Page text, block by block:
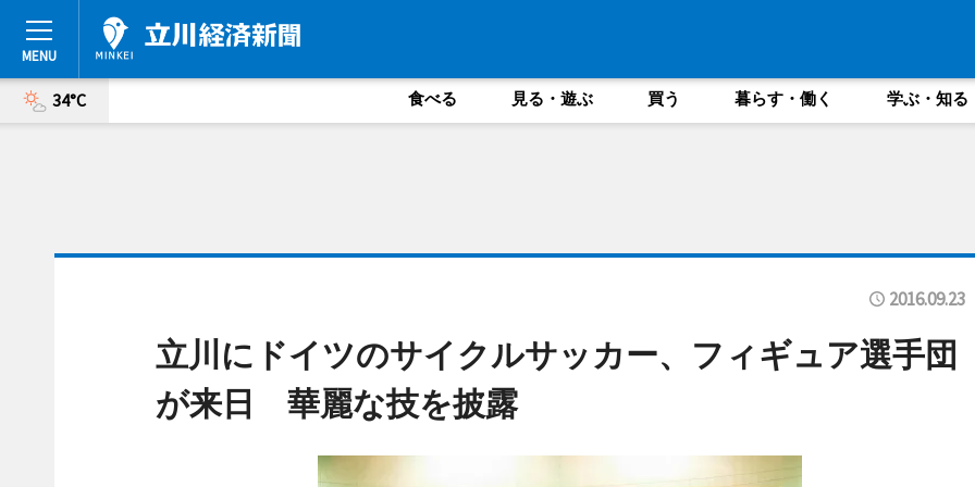
34°C 食べる 見る・遊ぶ 買う 暮らす・働く 学ぶ・知る
2016.09.23
立川にドイツのサイクルサッカー、フィギュア選手団
が来日 華麗な技を披露